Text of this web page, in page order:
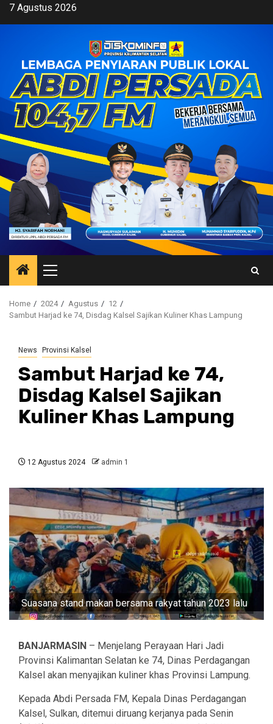
Skip7 Agustus 2026
Primary
Menu
Home 2024 Agustus
12
Sambut Harjad ke 74, Disdag Kalsel Sajikan Kuliner Khas Lampung
News Provinsi Kalsel
Sambut Harjad ke 74,
Disdag Kalsel Sajikan
Kuliner Khas Lampung
12 Agustus 2024 admin 1
Suasana stand makan bersama rakyat tahun 2023 lalu
BANJARMASIN – Menjelang Perayaan Hari Jadi
Provinsi Kalimantan Selatan ke 74, Dinas Perdagangan
Kalsel akan menyajikan kuliner khas Provinsi Lampung.
Kepada Abdi Persada FM, Kepala Dinas Perdagangan
Kalsel, Sulkan, ditemui diruang kerjanya pada Senin